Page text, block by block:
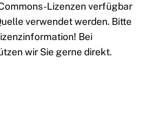
Lizenzen verfügbar
verwendet werden. Bitte
Bei
wir Sie gerne direkt.